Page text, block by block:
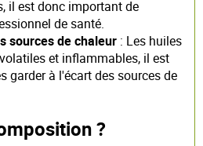
il est donc important de
de santé.
sources de chaleur : Les huiles
et inflammables, il est
garder à l'écart des sources de
?